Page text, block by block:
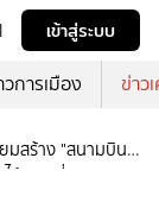
เข้าสู่ระบบ
วการเมือง ข่าว
มสร้าง "สนามบิน"
เหตุเที่ยวบิน